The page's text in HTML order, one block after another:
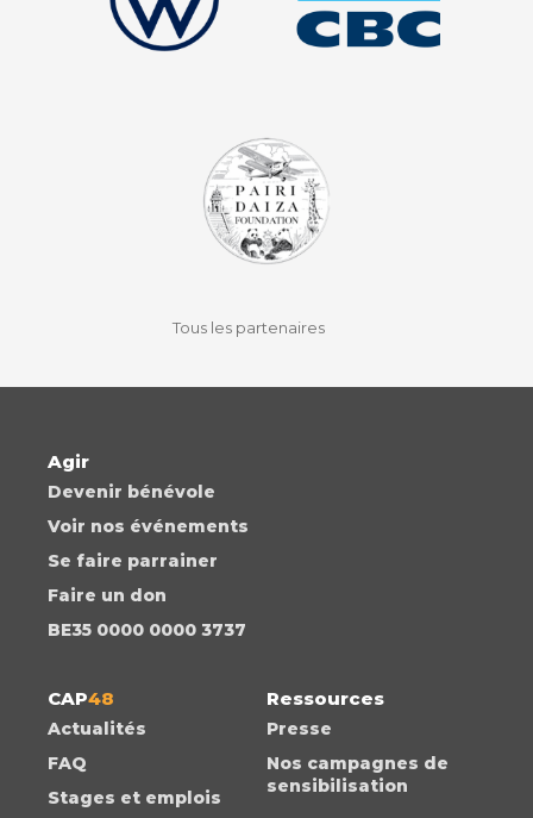
Tous les partenaires
Agir
Devenir bénévole
Voir nos événements
Se faire parrainer
Faire un don
BE35 0000 0000 3737
CAP48
Actualités
FAQ
Stages et emplois
Ressources
Presse
Nos campagnes de
sensibilisation